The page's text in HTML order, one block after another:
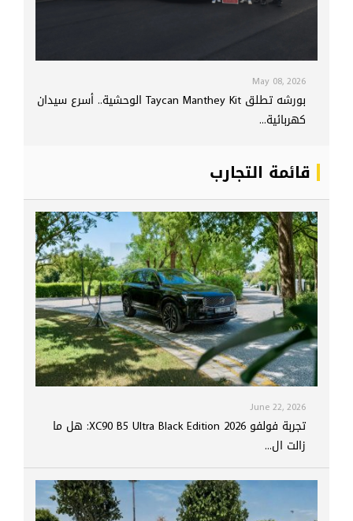
May 08, 2026
بورشه تطلق Taycan Manthey Kit الوحشية.. أسرع سيدان
كهربائية...
قائمة التجارب
June 22, 2026
تجربة فولفو XC90 B5 Ultra Black Edition 2026: هل ما
زالت ال...